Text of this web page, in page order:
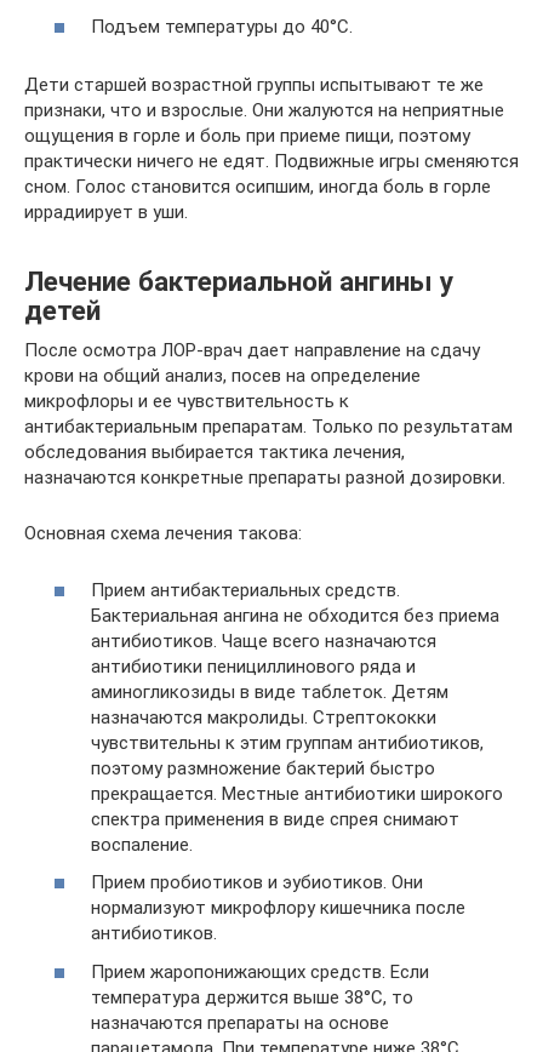
Подъем температуры до 40°С.
Дети старшей возрастной группы испытывают те же
признаки, что и взрослые. Они жалуются на неприятные
ощущения в горле и боль при приеме пищи, поэтому
практически ничего не едят. Подвижные игры сменяются
сном. Голос становится осипшим, иногда боль в горле
иррадиирует в уши.
Лечение бактериальной ангины у
детей
После осмотра ЛОР-врач дает направление на сдачу
крови на общий анализ, посев на определение
микрофлоры и ее чувствительность к
антибактериальным препаратам. Только по результатам
обследования выбирается тактика лечения,
назначаются конкретные препараты разной дозировки.
Основная схема лечения такова:
Прием антибактериальных средств.
Бактериальная ангина не обходится без приема
антибиотиков. Чаще всего назначаются
антибиотики пенициллинового ряда и
аминогликозиды в виде таблеток. Детям
назначаются макролиды. Стрептококки
чувствительны к этим группам антибиотиков,
поэтому размножение бактерий быстро
прекращается. Местные антибиотики широкого
спектра применения в виде спрея снимают
воспаление.
Прием пробиотиков и эубиотиков. Они
нормализуют микрофлору кишечника после
антибиотиков.
Прием жаропонижающих средств. Если
температура держится выше 38°С, то
назначаются препараты на основе